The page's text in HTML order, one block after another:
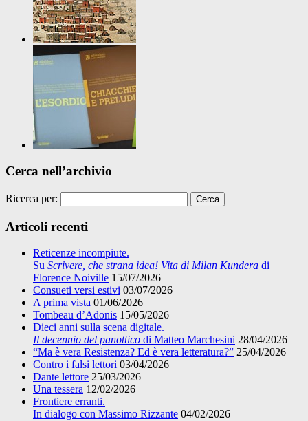
Cerca nell’archivio
Ricerca per:
Articoli recenti
Reticenze incompiute.
Su Scrivere, che strana idea! Vita di Milan Kundera di
Florence Noiville 15/07/2026
Consueti versi estivi 03/07/2026
A prima vista 01/06/2026
Tombeau d’Adonis 15/05/2026
Dieci anni sulla scena digitale.
Il decennio del panottico di Matteo Marchesini 28/04/2026
“Ma è vera Resistenza? Ed è vera letteratura?” 25/04/2026
Contro i falsi lettori 03/04/2026
Dante lettore 25/03/2026
Una tessera 12/02/2026
Frontiere erranti.
In dialogo con Massimo Rizzante 04/02/2026